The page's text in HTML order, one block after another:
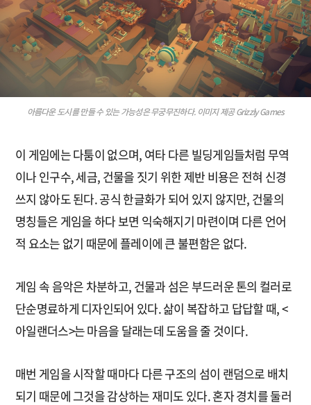
아름다운 도시를 만들 수 있는 가능성은 무궁무진하다. 이미지 제공 Grizzly Games
이 게임에는 다툼이 없으며, 여타 다른 빌딩게임들처럼 무역
이나 인구수, 세금, 건물을 짓기 위한 제반 비용은 전혀 신경
쓰지 않아도 된다. 공식 한글화가 되어 있지 않지만, 건물의
명칭들은 게임을 하다 보면 익숙해지기 마련이며 다른 언어
적 요소는 없기 때문에 플레이에 큰 불편함은 없다.
게임 속 음악은 차분하고, 건물과 섬은 부드러운 톤의 컬러로
단순명료하게 디자인되어 있다. 삶이 복잡하고 답답할 때, <
아일랜더스>는 마음을 달래는데 도움을 줄 것이다.
매번 게임을 시작할 때마다 다른 구조의 섬이 랜덤으로 배치
되기 때문에 그것을 감상하는 재미도 있다. 혼자 경치를 둘러